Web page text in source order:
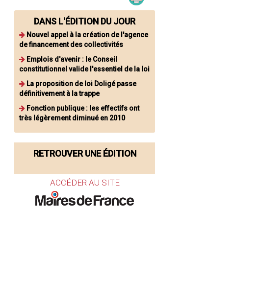
DANS L'ÉDITION DU JOUR
Nouvel appel à la création de l'agence
de financement des collectivités
Emplois d'avenir : le Conseil
constitutionnel valide l'essentiel de la loi
La proposition de loi Doligé passe
définitivement à la trappe
Fonction publique : les effectifs ont
très légèrement diminué en 2010
RETROUVER UNE ÉDITION
ACCÉDER AU SITE